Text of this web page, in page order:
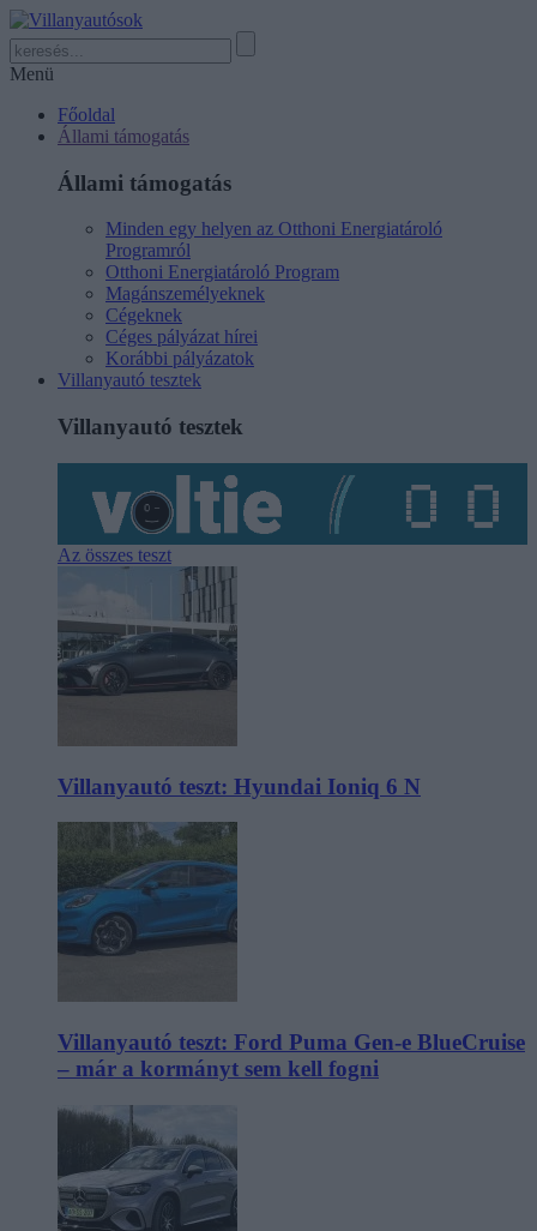
Menü
Főoldal
Állami támogatás
Állami támogatás
Minden egy helyen az Otthoni Energiatároló
Programról
Otthoni Energiatároló Program
Magánszemélyeknek
Cégeknek
Céges pályázat hírei
Korábbi pályázatok
Villanyautó tesztek
Villanyautó tesztek
Az összes teszt
Villanyautó teszt: Hyundai Ioniq 6 N
Villanyautó teszt: Ford Puma Gen-e BlueCruise
– már a kormányt sem kell fogni